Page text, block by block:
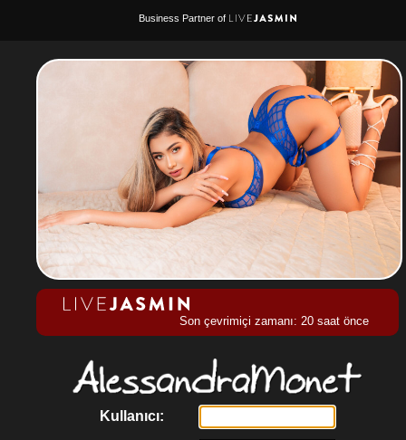
Business Partner of
Son çevrimiçi zamanı: 20 saat önce
Kullanıcı: